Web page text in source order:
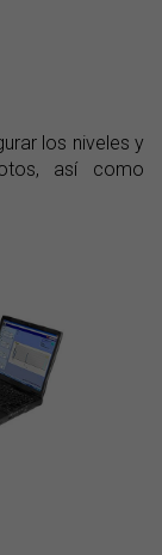
los niveles y
así como